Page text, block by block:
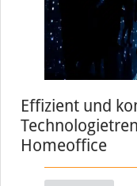
Effizient und
Homeoffice